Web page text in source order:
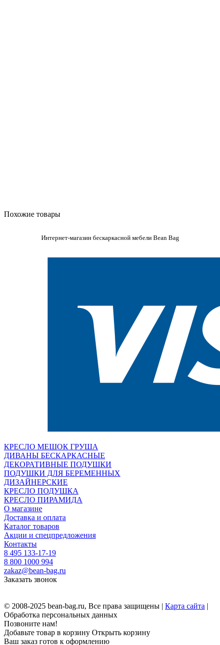
Похожие товары
Интернет-магазин бескаркасной мебели Bean Bag
КРЕСЛО МЕШОК ГРУША
ДИВАНЫ БЕСКАРКАСНЫЕ
ДЕКОРАТИВНЫЕ ПОДУШКИ
ПОДУШКИ ДЛЯ БЕРЕМЕННЫХ
ДИЗАЙНЕРСКИЕ
КРЕСЛО ПОДУШКА
КРЕСЛО ПИРАМИДА
О магазине
Доставка и оплата
Каталог товаров
Акции и спецпредложения
Контакты
8 495 133-17-19
8 800 1000 994
zakaz@bean-bag.ru
Заказать звонок
© 2008-2025 bean-bag.ru, Все права защищены | Карта сайта |
Обработка персональных данных
Позвоните нам!
Добавьте товар в корзину Открыть корзину
Ваш заказ готов к оформлению